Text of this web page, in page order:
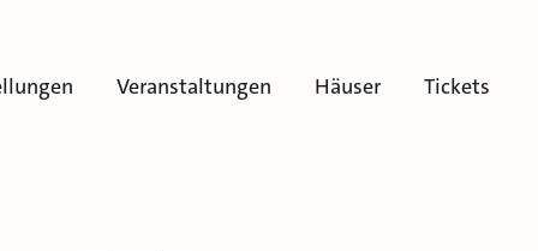
Veranstaltungen Häuser Tickets